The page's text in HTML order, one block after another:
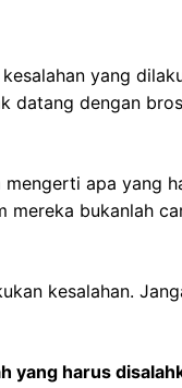
yang
datang dengan
apa yang
mereka bukanlah
kesalahan.
yang harus